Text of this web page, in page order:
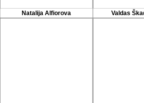
Natalija Alfiorova Valdas